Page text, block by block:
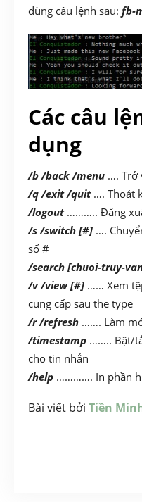
dùng câu lệnh sau: fb-
Các câu
dụng
/b /back /menu …. Trở
/q /exit /quit…. Thoát
/logout……….. Đăng
/s /switch [#]….
số #
/search [chuoi-truy-
/v /view [#]…… Xem
cung cấp sau the type
/r /refresh ……. Làm
/timestamp …….. Bật/
cho tin nhắn
/help …………. In phần
Bài viết bởi Tiền